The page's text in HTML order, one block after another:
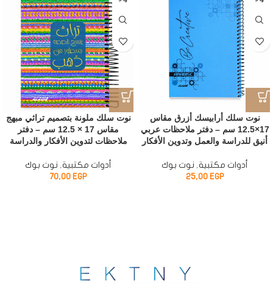
نوت سلك أرابيسك أزرق مقاس
17×12.5 سم – دفتر ملاحظات عربي
أنيق للدراسة والعمل وتدوين الأفكار
أدوات مكتبية, نوت بوك
25,00 EGP
نوت سلك ملونة بتصميم تراثي مبهج
مقاس 17 × 12.5 سم – دفتر
ملاحظات لتدوين الأفكار والدراسة
أدوات مكتبية, نوت بوك
70,00 EGP